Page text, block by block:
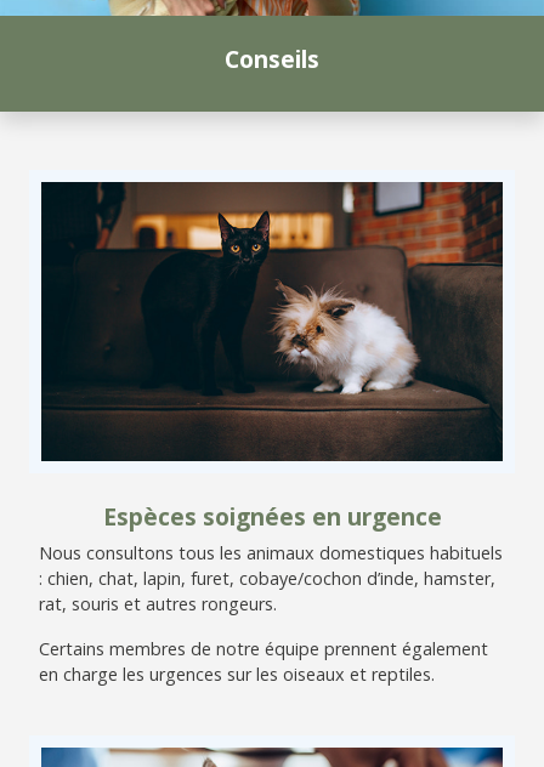
Conseils
Espèces soignées en urgence
Nous consultons tous les animaux domestiques habituels
: chien, chat, lapin, furet, cobaye/cochon d’inde, hamster,
rat, souris et autres rongeurs.
Certains membres de notre équipe prennent également
en charge les urgences sur les oiseaux et reptiles.